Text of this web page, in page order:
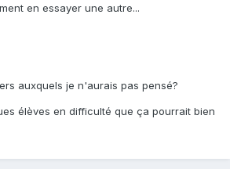
en essayer une autre...
auxquels je n'aurais pas pensé?
élèves en difficulté que ça pourrait bien